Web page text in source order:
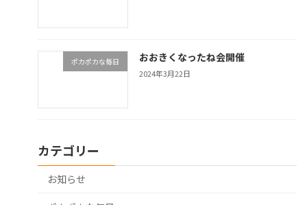
ポカポカな毎日 おおきくなったね会開催
2024年3月22日
カテゴリー
お知らせ